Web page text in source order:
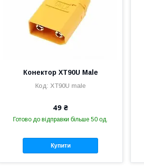
Конектор XT90U Male
XT90U male
49 ₴
Готово до відправки більше 50 од.
Купити